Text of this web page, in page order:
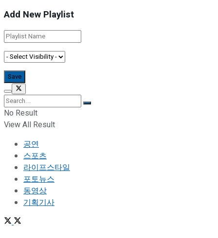
Add New Playlist
No Result
View All Result
공연
스포츠
라이프스타일
포토뉴스
동영상
기획기사